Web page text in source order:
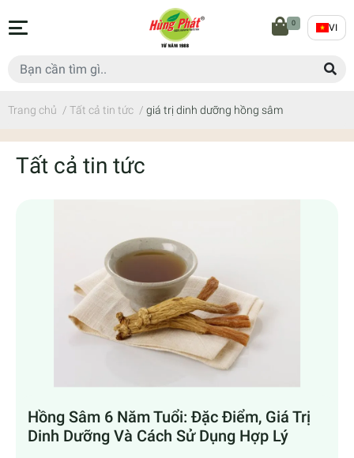
0 VI
Trang chủ / Tất cả tin tức / giá trị dinh dưỡng hồng sâm
Tất cả tin tức
Hồng Sâm 6 Năm Tuổi: Đặc Điểm, Giá Trị
Dinh Dưỡng Và Cách Sử Dụng Hợp Lý